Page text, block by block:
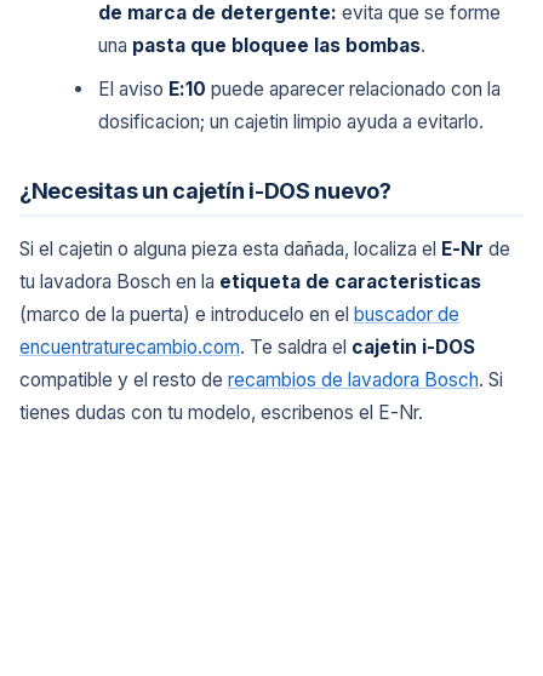
de marca de detergente: evita que se forme
una pasta que bloquee las bombas.
El aviso E:10 puede aparecer relacionado con la
dosificacion; un cajetin limpio ayuda a evitarlo.
¿Necesitas un cajetín i-DOS nuevo?
Si el cajetin o alguna pieza esta dañada, localiza el E-Nr de
tu lavadora Bosch en la etiqueta de caracteristicas
(marco de la puerta) e introducelo en el buscador de
encuentraturecambio.com. Te saldra el cajetin i-DOS
compatible y el resto de recambios de lavadora Bosch. Si
tienes dudas con tu modelo, escribenos el E-Nr.